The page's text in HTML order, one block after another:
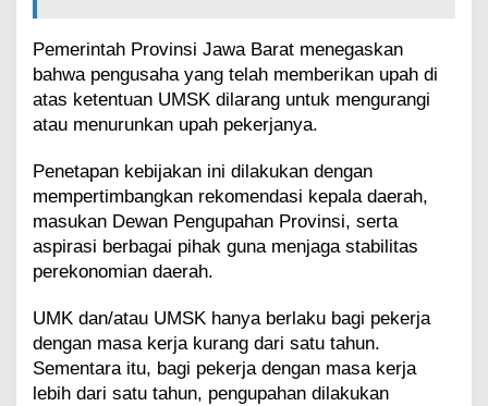
Pemerintah Provinsi Jawa Barat menegaskan
bahwa pengusaha yang telah memberikan upah di
atas ketentuan UMSK dilarang untuk mengurangi
atau menurunkan upah pekerjanya.
Penetapan kebijakan ini dilakukan dengan
mempertimbangkan rekomendasi kepala daerah,
masukan Dewan Pengupahan Provinsi, serta
aspirasi berbagai pihak guna menjaga stabilitas
perekonomian daerah.
UMK dan/atau UMSK hanya berlaku bagi pekerja
dengan masa kerja kurang dari satu tahun.
Sementara itu, bagi pekerja dengan masa kerja
lebih dari satu tahun, pengupahan dilakukan